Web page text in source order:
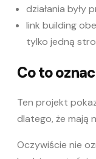
działania były
link building
tylko jedną
Co to
Ten projekt
dlatego, że mają
Oczywiście nie